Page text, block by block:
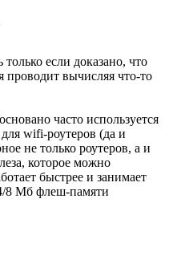
если доказано, что
проводит вычисляя что-то
часто используется
wifi-роутеров (да и
не только роутеров, а и
которое можно
быстрее и занимает
8 Мб флеш-памяти